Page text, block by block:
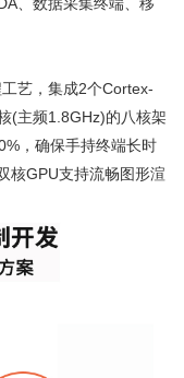
艺，集成2个Cortex-
(主频1.8GHz)的八核架
，确保手持终端长时
核GPU支持流畅图形渲